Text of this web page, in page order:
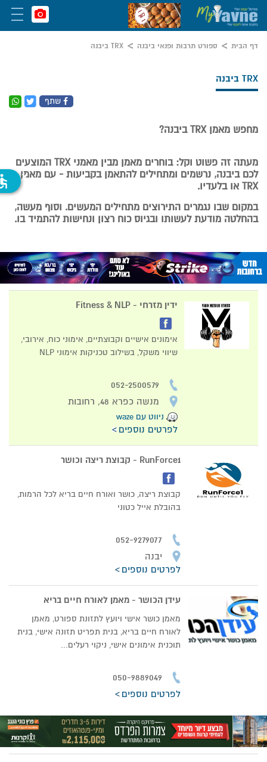
דף הבית ספורט תרבות ופנאי ביבנה TRX ביבנה
שתף
TRX ביבנה
מחפש מאמן TRX ביבנה?
מעתה זה פשוט וקל: בוחרים מאמן מבין מאמני TRX המוצעים
לכם ביבנה, נרשמים ומתחילים להתאמן בקביעות - עם מאמן
TRX או בלעדיו.
במקום שבו נגמרים התירוצים מתחילים המעשים. וסוף מעשה,
בהחלטה מודעת לעשותו ובגיוס כוח רצון ונחישות להתמיד בו.
ידין מזרחי - Fitness & NLP
אימונים אישיים וקבוצתיים, אימוני כוח, אירובי,
שיווי משקל, בשילוב טכניקות אימוני NLP
052-2500579
מנשה כפרא 48, רחובות
ניווט עם waze
לפרטים נוספים
RunForce1 - קבוצת ריצה וכושר
קבוצת ריצה, כושר ואורח חיים בריא לכל הרמות,
בהובלת אייל כטוני
052-9279077
יבנה
לפרטים נוספים
עידן הכושר - מאמן לאורח חיים בריא
מאמן כושר אישי ויועץ לתזונת ספורט, מאמן
לאורח חיים בריא, בנית תפריט תזונה אישי, בנית
תוכנית אימונים אישי, ניקוי רעלים...
050-9889049
לפרטים נוספים